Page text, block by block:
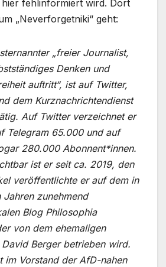
hier fehlinformiert wird. Dort
„Neverforgetniki“ geht:
„freier Journalist,
Denken und
auftritt“, ist auf Twitter,
dem Kurznachrichtendienst
Auf Twitter verzeichnet er
Telegram 65.000 und auf
280.000 Abonnent*innen.
ist er seit ca. 2019, den
veröffentlichte er auf dem in
Jahren zunehmend
Blog Philosophia
von dem ehemaligen
David Berger betrieben wird.
im Vorstand der AfD-nahen